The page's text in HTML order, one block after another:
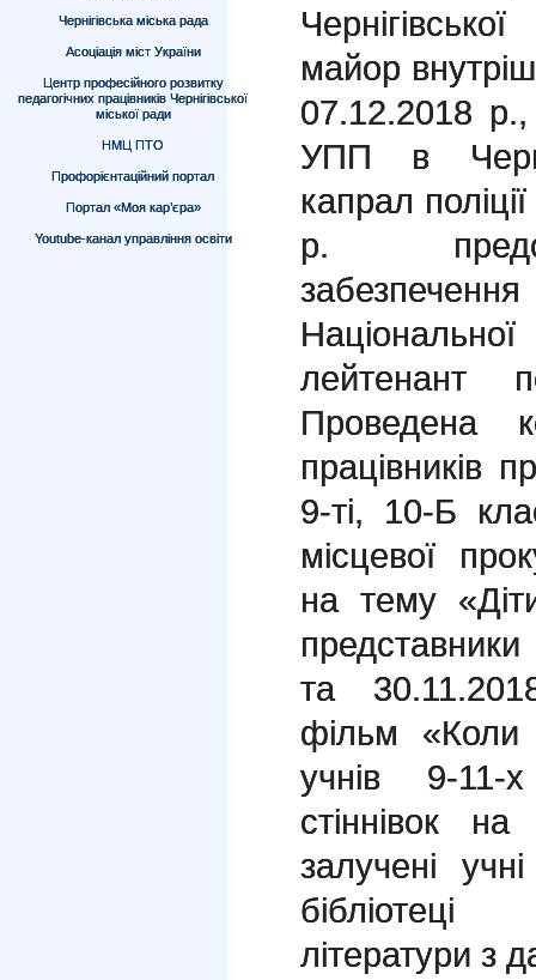
Чернігівська міська рада
Асоціація міст України
Центр професійного розвитку
педагогічних працівників Чернігівської
міської ради
НМЦ ПТО
Профорієнтаційний портал
Портал «Моя кар’єра»
Youtube-канал управління освіти
майор
07.12.2018 р.,
УПП в
капрал
р.
лейтенант
Проведена
працівників
9-ті, 10-Б
місцевої
на тему
та
фільм «Коли
учнів 9-11-
стіннівок
залучені
літератури з